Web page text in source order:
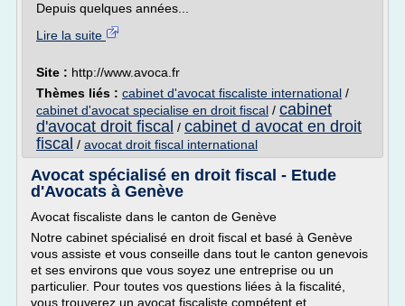
Depuis quelques années...
Lire la suite
Site : http://www.avoca.fr
Thèmes liés : cabinet d'avocat fiscaliste international /
cabinet d'avocat specialise en droit fiscal / cabinet
d'avocat droit fiscal / cabinet d avocat en droit
fiscal / avocat droit fiscal international
Avocat spécialisé en droit fiscal - Etude
d'Avocats à Genève
Avocat fiscaliste dans le canton de Genève
Notre cabinet spécialisé en droit fiscal et basé à Genève
vous assiste et vous conseille dans tout le canton genevois
et ses environs que vous soyez une entreprise ou un
particulier. Pour toutes vos questions liées à la fiscalité,
vous trouverez un avocat fiscaliste compétent et